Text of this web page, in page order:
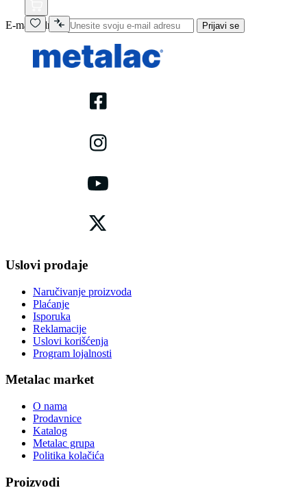
E-mail adresa Prijavi se
Uslovi prodaje
Naručivanje proizvoda
Plaćanje
Isporuka
Reklamacije
Uslovi korišćenja
Program lojalnosti
Metalac market
O nama
Prodavnice
Katalog
Metalac grupa
Politika kolačića
Proizvodi